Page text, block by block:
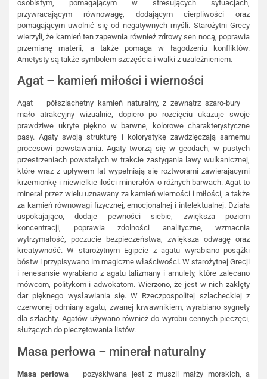
osobistym, pomagającym w stresujących sytuacjach,
przywracającym równowagę, dodającym cierpliwości oraz
pomagającym uwolnić się od negatywnych myśli. Starożytni Grecy
wierzyli, że kamień ten zapewnia również zdrowy sen nocą, poprawia
przemianę materii, a także pomaga w łagodzeniu konfliktów.
Ametysty są także symbolem szczęścia i walki z uzależnieniem.
Agat – kamień miłości i wierności
Agat – półszlachetny kamień naturalny, z zewnątrz szaro-bury –
mało atrakcyjny wizualnie, dopiero po rozcięciu ukazuje swoje
prawdziwe ukryte piękno w barwne, kolorowe charakterystyczne
pasy. Agaty swoją strukturę i kolorystykę zawdzięczają samemu
procesowi powstawania. Agaty tworzą się w geodach, w pustych
przestrzeniach powstałych w trakcie zastygania lawy wulkanicznej,
które wraz z upływem lat wypełniają się roztworami zawierającymi
krzemionkę i niewielkie ilości minerałów o różnych barwach. Agat to
minerał przez wielu uznawany za kamień wierności i miłości, a także
za kamień równowagi fizycznej, emocjonalnej i intelektualnej. Działa
uspokajająco, dodaje pewności siebie, zwiększa poziom
koncentracji, poprawia zdolności analityczne, wzmacnia
wytrzymałość, poczucie bezpieczeństwa, zwiększa odwagę oraz
kreatywność. W starożytnym Egipcie z agatu wyrabiano posążki
bóstw i przypisywano im magiczne właściwości. W starożytnej Grecji
i renesansie wyrabiano z agatu talizmany i amulety, które zalecano
mówcom, politykom i adwokatom. Wierzono, że jest w nich zaklęty
dar pięknego wysławiania się. W Rzeczpospolitej szlacheckiej z
czerwonej odmiany agatu, zwanej krwawnikiem, wyrabiano sygnety
dla szlachty. Agatów używano również do wyrobu cennych pieczęci,
służących do pieczętowania listów.
Masa perłowa – minerał naturalny
Masa perłowa – pozyskiwana jest z muszli małży morskich, a